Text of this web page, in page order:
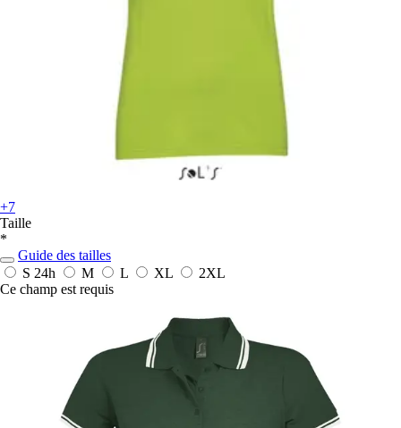
+7
Taille
*
Guide des tailles
S 24h M L XL
2XL
Ce champ est requis